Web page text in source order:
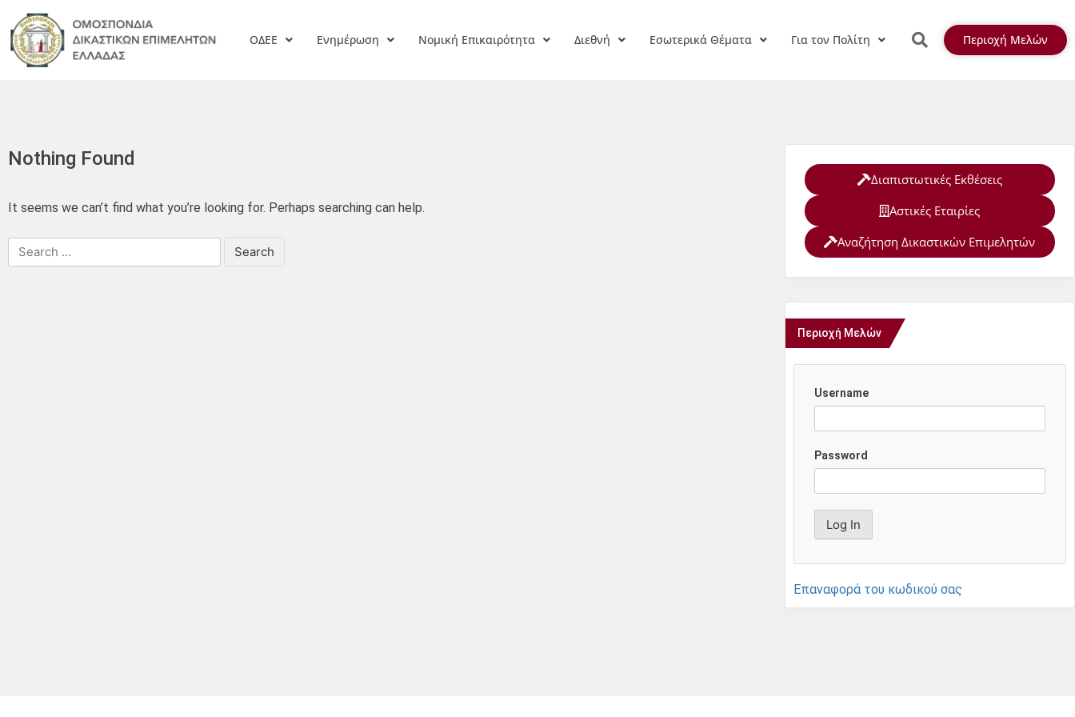
ΟΔΕΕ Ενημέρωση Νομική Επικαιρότητα Διεθνή Εσωτερικά Θέματα Για τον Πολίτη Περιοχή Μελών
Nothing Found
It seems we can’t find what you’re looking for. Perhaps searching can help.
Διαπιστωτικές Εκθέσεις
Αστικές Εταιρίες
Αναζήτηση Δικαστικών Επιμελητών
Περιοχή Μελών
Username
Password
Επαναφορά του κωδικού σας